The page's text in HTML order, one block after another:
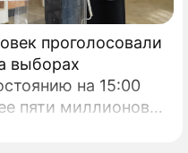
проголосовали
выборах
на 15:00
пяти миллионов